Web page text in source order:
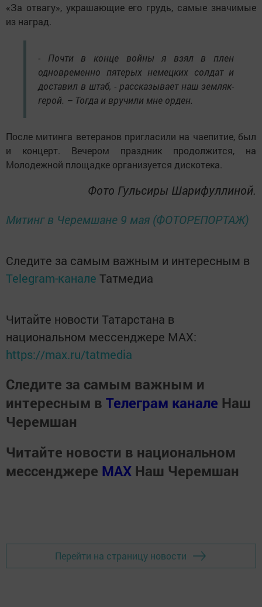
«За отвагу», украшающие его грудь, самые значимые
из наград.
- Почти в конце войны я взял в плен
одновременно пятерых немецких солдат и
доставил в штаб, - рассказывает наш земляк-
герой. – Тогда и вручили мне орден.
После митинга ветеранов пригласили на чаепитие, был
и концерт. Вечером праздник продолжится, на
Молодежной площадке организуется дискотека.
Фото Гульсиры Шарифуллиной.
Митинг в Черемшане 9 мая (ФОТОРЕПОРТАЖ)
Следите за самым важным и интересным в
Telegram-канале Татмедиа
Читайте новости Татарстана в
национальном мессенджере MАХ:
https://max.ru/tatmedia
Следите за самым важным и
интересным в Телеграм канале Наш
Черемшан
Читайте новости в национальном
мессенджере MАХ Наш Черемшан
Перейти на страницу новости